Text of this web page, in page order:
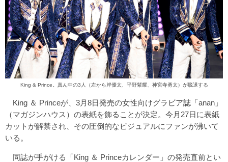
King & Prince。真ん中の3人（左から岸優太、平野紫耀、神宮寺勇太）が脱退する
King ＆ Princeが、3月8日発売の女性向けグラビア誌「anan」
（マガジンハウス）の表紙を飾ることが決定。今月27日に表紙
カットが解禁され、その圧倒的なビジュアルにファンが沸いて
いる。
同誌が手がける「King ＆ Princeカレンダー」の発売直前とい